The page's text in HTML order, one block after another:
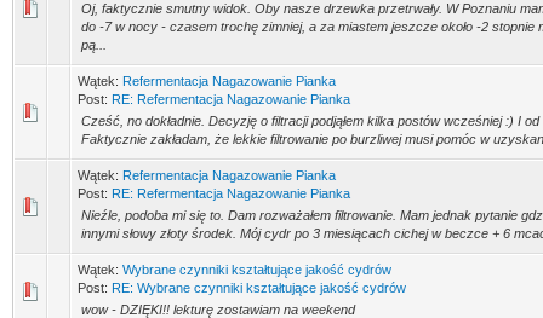
Oj, faktycznie smutny widok. Oby nasze drzewka przetrwały. W Poznaniu
do -7 w nocy - czasem trochę zimniej, a za miastem jeszcze około -2 stopnie
pą...
Wątek: Refermentacja Nagazowanie Pianka
Post: RE: Refermentacja Nagazowanie Pianka
Cześć, no dokładnie. Decyzję o filtracji podjąłem kilka postów wcześniej :) I
Faktycznie zakładam, że lekkie filtrowanie po burzliwej musi pomóc w
Wątek: Refermentacja Nagazowanie Pianka
Post: RE: Refermentacja Nagazowanie Pianka
Nieźle, podoba mi się to. Dam rozważałem filtrowanie. Mam jednak pytanie
innymi słowy złoty środek. Mój cydr po 3 miesiącach cichej w beczce + 6
Wątek: Wybrane czynniki kształtujące jakość cydrów
Post: RE: Wybrane czynniki kształtujące jakość cydrów
wow - DZIĘKI!! lekturę zostawiam na weekend